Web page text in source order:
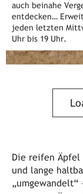
auch beinahe
entdecken…
jeden letzten
Uhr bis 19 Uhr.
Die reifen
und lange
„umgewandelt“